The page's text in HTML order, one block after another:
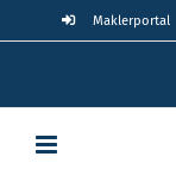
Inhalt
Maklerportal